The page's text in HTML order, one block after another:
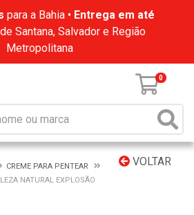
para a Bahia • Entrega em até
Santana, Salvador e Região
Metropolitana
0
VOLTAR
CREME PARA PENTEAR
NATURAL EXPLOSÃO